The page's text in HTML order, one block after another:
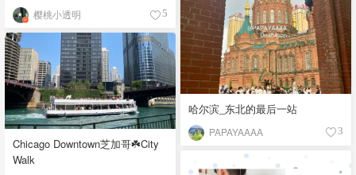
樱桃小透明 5
哈尔滨_东北的最后一站
PAPAYAAAA 3
Chicago Downtown芝加哥☘️City
Walk